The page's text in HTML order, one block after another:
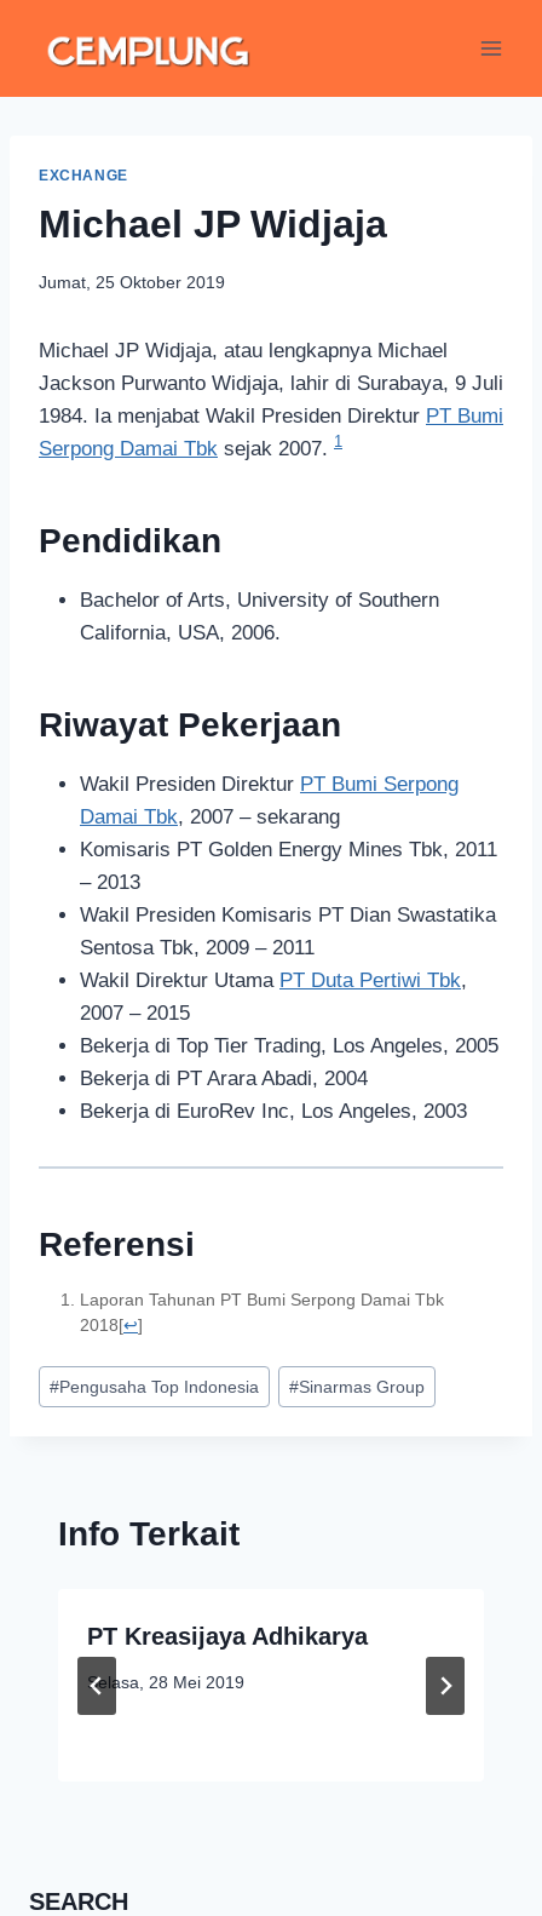
EXCHANGE
Michael JP Widjaja
Jumat, 25 Oktober 2019
Michael JP Widjaja, atau lengkapnya Michael
Jackson Purwanto Widjaja, lahir di Surabaya, 9 Juli
1984. Ia menjabat Wakil Presiden Direktur PT Bumi
Serpong Damai Tbk sejak 2007. 1
Pendidikan
Bachelor of Arts, University of Southern
California, USA, 2006.
Riwayat Pekerjaan
Wakil Presiden Direktur PT Bumi Serpong
Damai Tbk, 2007 – sekarang
Komisaris PT Golden Energy Mines Tbk, 2011
– 2013
Wakil Presiden Komisaris PT Dian Swastatika
Sentosa Tbk, 2009 – 2011
Wakil Direktur Utama PT Duta Pertiwi Tbk,
2007 – 2015
Bekerja di Top Tier Trading, Los Angeles, 2005
Bekerja di PT Arara Abadi, 2004
Bekerja di EuroRev Inc, Los Angeles, 2003
Referensi
Laporan Tahunan PT Bumi Serpong Damai Tbk
2018[↩]
#Pengusaha Top Indonesia #Sinarmas Group
Info Terkait
PT Kreasijaya Adhikarya
Selasa, 28 Mei 2019
SEARCH